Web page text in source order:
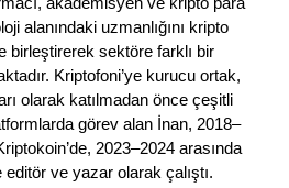
alanındaki uzmanlığını kripto
birleştirerek sektöre farklı bir
Kriptofoni’ye kurucu ortak,
olarak katılmadan önce çeşitli
görev alan İnan, 2018–
2023–2024 arasında
ve yazar olarak çalıştı.